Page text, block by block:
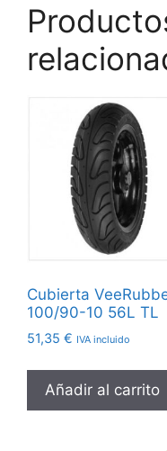
Cubierta
100/90-10 56L TL
51,35 € IVA incluido
Añadir al carrito